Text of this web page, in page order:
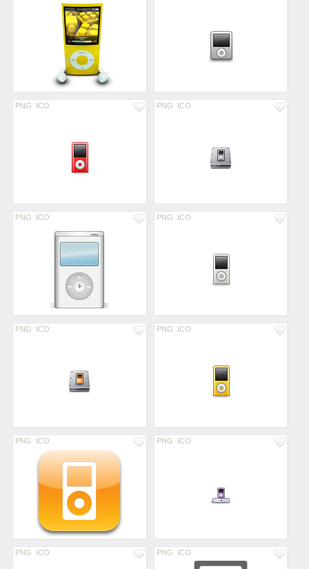
PNG ICO PNG ICO
PNG ICO PNG ICO
PNG ICO PNG ICO
PNG ICO PNG ICO
PNG ICO PNG ICO